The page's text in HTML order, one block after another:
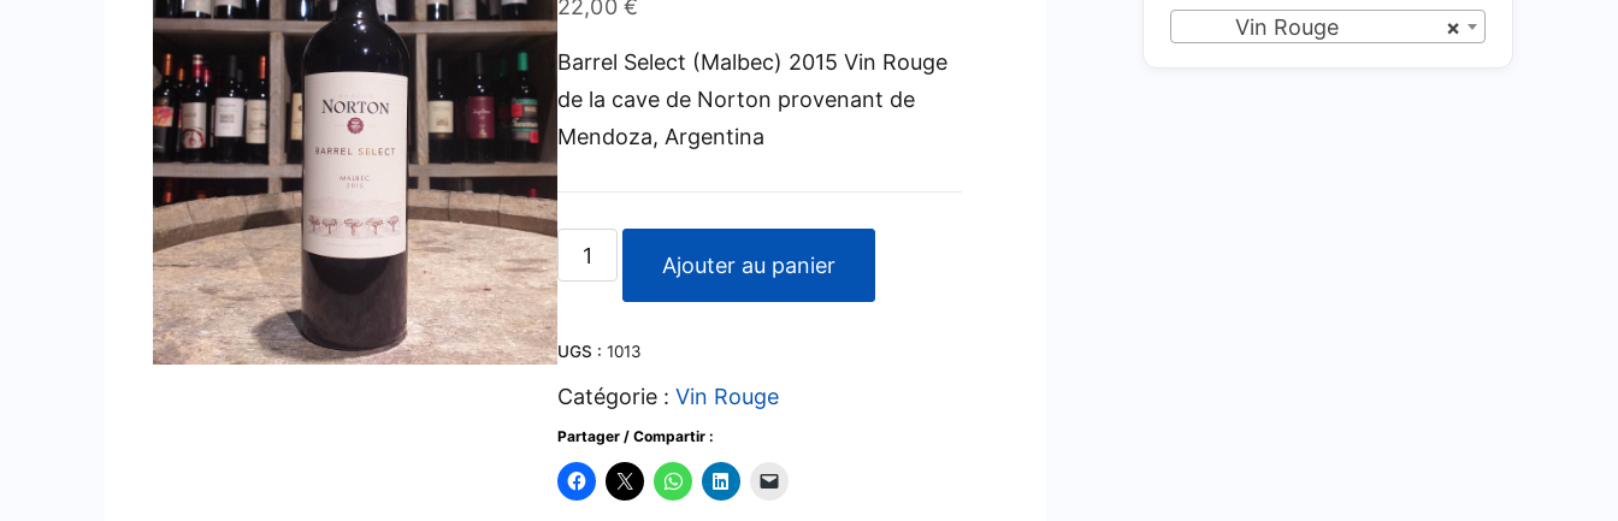
22,00 €
Barrel Select (Malbec) 2015 Vin Rouge
de la cave de Norton provenant de
Mendoza, Argentina
quantité
de
Barrel
Select
-
Malbec
-
2015
Ajouter au panier
UGS :1013
Catégorie :Vin Rouge
Partager / Compartir :
×
Vin Rouge